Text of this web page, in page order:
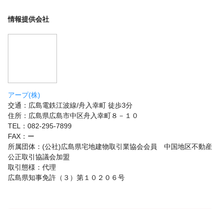
情報提供会社
アープ(株)
交通：広島電鉄江波線/舟入幸町 徒歩3分
住所：広島県広島市中区舟入幸町８－１０
TEL：082-295-7899
FAX：ー
所属団体：(公社)広島県宅地建物取引業協会会員 中国地区不動産
公正取引協議会加盟
取引態様：代理
広島県知事免許（３）第１０２０６号